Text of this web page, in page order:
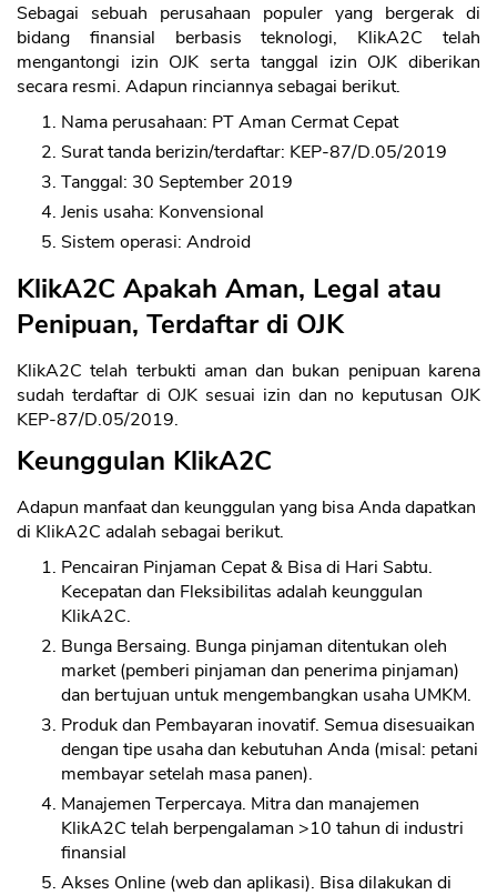
Sebagai sebuah perusahaan populer yang bergerak di
bidang finansial berbasis teknologi, KlikA2C telah
mengantongi izin OJK serta tanggal izin OJK diberikan
secara resmi. Adapun rinciannya sebagai berikut.
Nama perusahaan: PT Aman Cermat Cepat
Surat tanda berizin/terdaftar: KEP-87/D.05/2019
Tanggal: 30 September 2019
Jenis usaha: Konvensional
Sistem operasi: Android
KlikA2C Apakah Aman, Legal atau
Penipuan, Terdaftar di OJK
KlikA2C telah terbukti aman dan bukan penipuan karena
sudah terdaftar di OJK sesuai izin dan no keputusan OJK
KEP-87/D.05/2019.
Keunggulan KlikA2C
Adapun manfaat dan keunggulan yang bisa Anda dapatkan
di KlikA2C adalah sebagai berikut.
Pencairan Pinjaman Cepat & Bisa di Hari Sabtu.
Kecepatan dan Fleksibilitas adalah keunggulan
KlikA2C.
Bunga Bersaing. Bunga pinjaman ditentukan oleh
market (pemberi pinjaman dan penerima pinjaman)
dan bertujuan untuk mengembangkan usaha UMKM.
Produk dan Pembayaran inovatif. Semua disesuaikan
dengan tipe usaha dan kebutuhan Anda (misal: petani
membayar setelah masa panen).
Manajemen Terpercaya. Mitra dan manajemen
KlikA2C telah berpengalaman >10 tahun di industri
finansial
Akses Online (web dan aplikasi). Bisa dilakukan di